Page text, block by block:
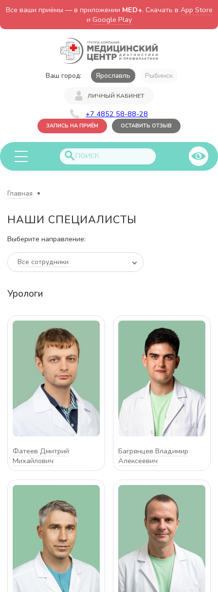
Все ваши приёмы — в приложении MED+. Скачать в App Store
и Google Play
Ваш город: Ярославль Рыбинск
ЛИЧНЫЙ КАБИНЕТ
+7 4852 58-88-28
ЗАПИСЬ НА ПРИЁМ ОСТАВИТЬ ОТЗЫВ
Главная
НАШИ СПЕЦИАЛИСТЫ
Выберите направление:
Все сотрудники
Урологи
Фатеев Дмитрий
Михайлович
Багрянцев Владимир
Алексеевич